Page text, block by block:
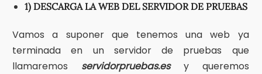
1) DESCARGA LA WEB DEL SERVIDOR DE PRUEBAS
Vamos a suponer que tenemos una web ya
terminada en un servidor de pruebas que
llamaremos servidorpruebas.esy queremos